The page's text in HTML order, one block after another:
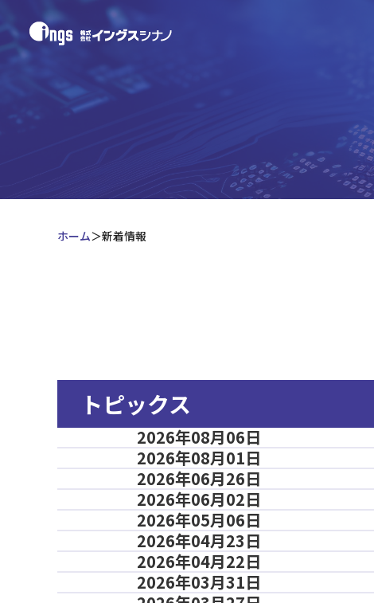
ホーム 新着情報
トピックス
2026年08月06日
2026年08月01日
2026年06月26日
2026年06月02日
2026年05月06日
2026年04月23日
2026年04月22日
2026年03月31日